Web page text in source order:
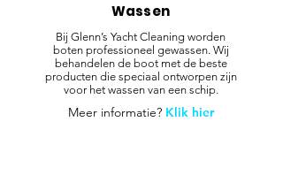
Wassen
Bij Glenn’s Yacht Cleaning worden
boten professioneel gewassen. Wij
behandelen de boot met de beste
producten die speciaal ontworpen zijn
voor het wassen van een schip.
Meer informatie? Klik hier